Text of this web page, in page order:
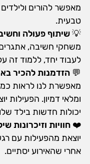
מאפשר להורים
טבעית.
💡 שיתוף פעולה
משחקי חשיבה, אתגרים
לעבוד יחד, ללמוד זה
💬 הזדמנות להכיר
מאפשרת לנו לראות
ומלאי דמיון.
יכולות חדשות בילד
❤️ חוויות וזיכרונות
יוצאת מהפעילות עם
אחרי שהאירוע יסתיים.